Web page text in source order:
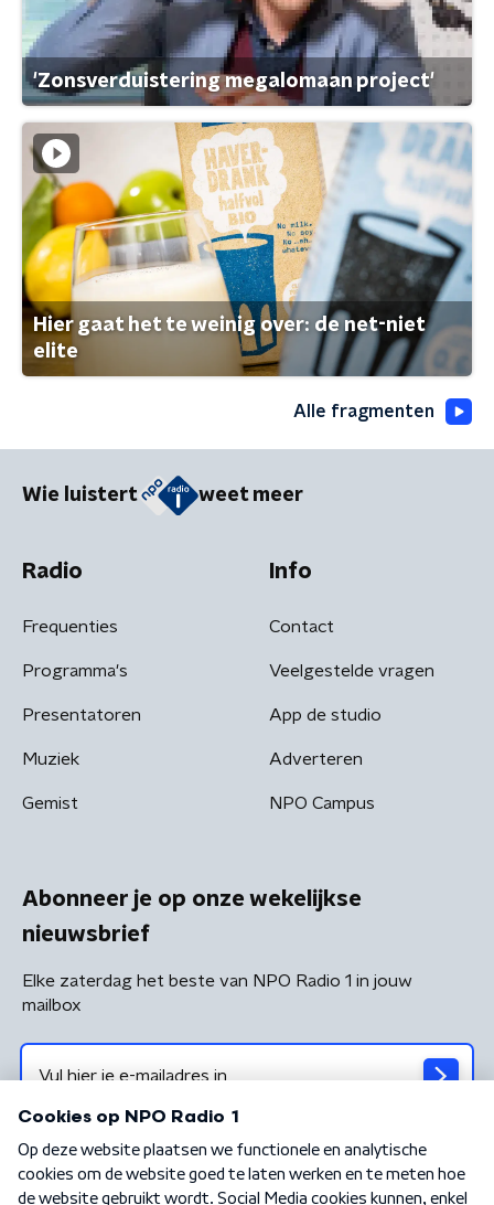
'Zonsverduistering megalomaan project'
Hier gaat het te weinig over: de net-niet
elite
Alle fragmenten
Wie luistert weet meer
Radio
Frequenties
Programma's
Presentatoren
Muziek
Gemist
Info
Contact
Veelgestelde vragen
App de studio
Adverteren
NPO Campus
Abonneer je op onze wekelijkse
nieuwsbrief
Elke zaterdag het beste van NPO Radio 1 in jouw
mailbox